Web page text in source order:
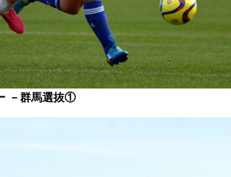
－群馬選抜①